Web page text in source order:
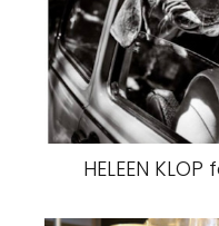
HELEEN